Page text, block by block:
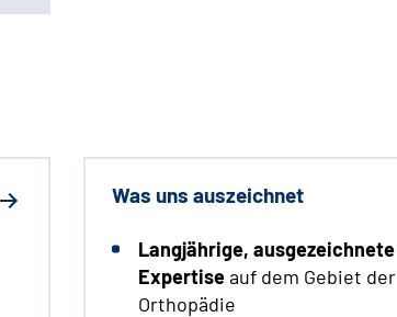
Was uns auszeichnet
Langjährige, ausgezeichnete
Expertiseauf dem Gebiet der
Orthopädie